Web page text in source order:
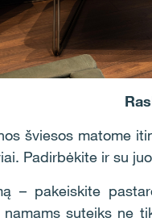
šviesos matome
Padirbėkite ir su
– pakeiskite
suteiks ne